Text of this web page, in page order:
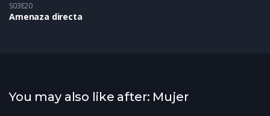
S03E20
Amenaza directa
You may also like after: Mujer